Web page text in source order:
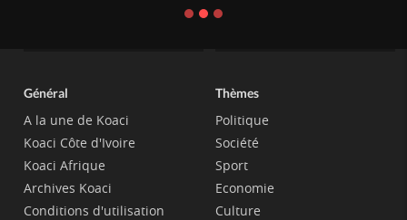
Général
A la une de Koaci
Koaci Côte d'Ivoire
Koaci Afrique
Archives Koaci
Conditions d'utilisation
Thèmes
Politique
Société
Sport
Economie
Culture